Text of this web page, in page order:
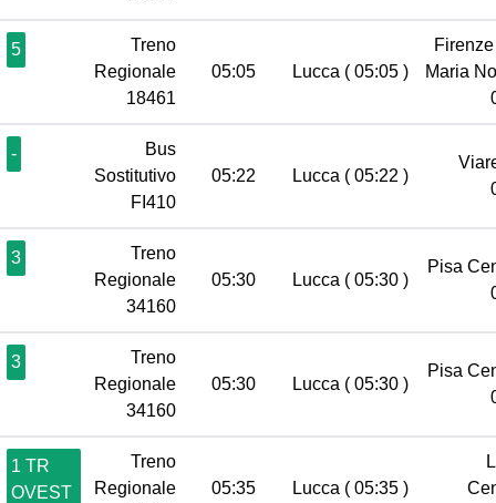
5
Treno
Regionale
18461
05:05 Lucca ( 05:05 )
Maria
-
Bus
Sostitutivo
FI410
05:22 Lucca ( 05:22 )
3
Treno
Regionale
34160
05:30 Lucca ( 05:30 )
Pisa
3
Treno
Regionale
34160
05:30 Lucca ( 05:30 )
Pisa
1 TR
OVEST
Treno
Regionale
05:35 Lucca ( 05:35 )